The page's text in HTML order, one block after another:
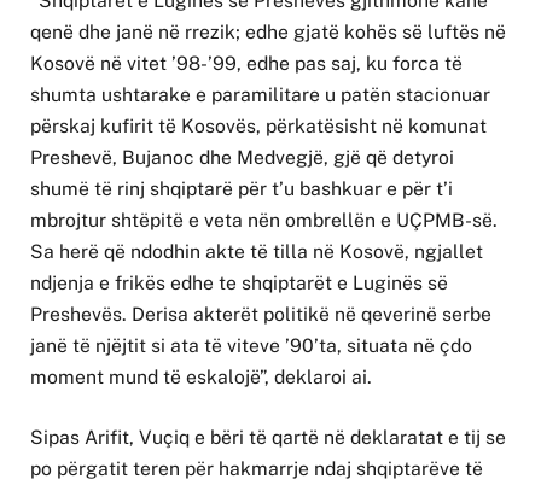
qenë dhe janë në rrezik; edhe gjatë kohës së luftës në
Kosovë në vitet ’98-’99, edhe pas saj, ku forca të
shumta ushtarake e paramilitare u patën stacionuar
përskaj kufirit të Kosovës, përkatësisht në komunat
Preshevë, Bujanoc dhe Medvegjë, gjë që detyroi
shumë të rinj shqiptarë për t’u bashkuar e për t’i
mbrojtur shtëpitë e veta nën ombrellën e UÇPMB-së.
Sa herë që ndodhin akte të tilla në Kosovë, ngjallet
ndjenja e frikës edhe te shqiptarët e Luginës së
Preshevës. Derisa akterët politikë në qeverinë serbe
janë të njëjtit si ata të viteve ’90’ta, situata në çdo
moment mund të eskalojë”, deklaroi ai.
Sipas Arifit, Vuçiq e bëri të qartë në deklaratat e tij se
po përgatit teren për hakmarrje ndaj shqiptarëve të